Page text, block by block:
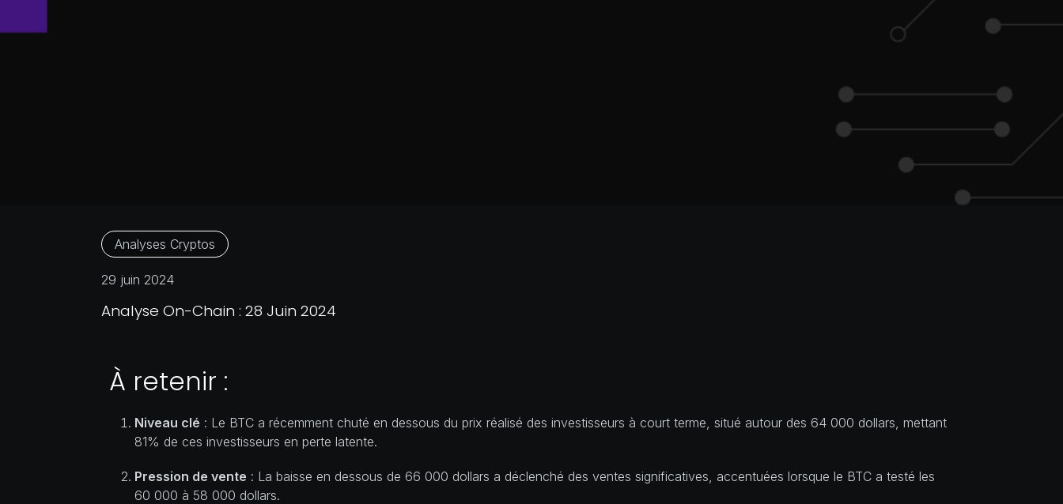
Analyses Cryptos
29 juin 2024
Analyse On-Chain : 28 Juin 2024
À retenir :
Niveau clé : Le BTC a récemment chuté en dessous du prix réalisé des investisseurs à court terme, situé autour des 64 000 dollars, mettant
81% de ces investisseurs en perte latente.
Pression de vente : La baisse en dessous de 66 000 dollars a déclenché des ventes significatives, accentuées lorsque le BTC a testé les
60 000 à 58 000 dollars.